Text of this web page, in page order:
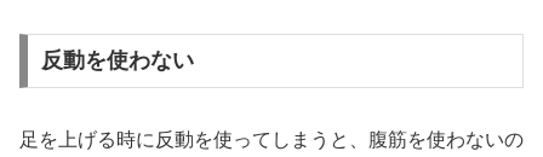
反動を使わない
足を上げる時に反動を使ってしまうと、腹筋を使わないの